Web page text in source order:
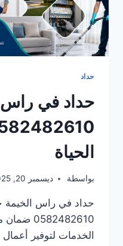
حداد
حداد في راس
الحياة
بواسطة ديسمبر 20, 2025
حداد في راس الخيمة
الخدمات لتوفير